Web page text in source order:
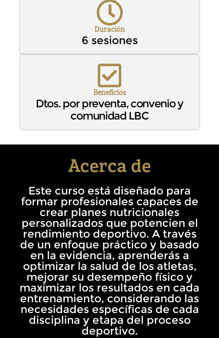
Duración
6 sesiones
Beneficios
Dtos. por preventa, convenio y
comunidad LBC
Acerca de
Este curso está diseñado para
formar profesionales capaces de
crear planes nutricionales
personalizados que potencien el
rendimiento deportivo. A través
de un enfoque práctico y basado
en la evidencia, aprenderás a
optimizar la salud de los atletas,
mejorar su desempeño físico y
maximizar los resultados en cada
entrenamiento, considerando las
necesidades específicas de cada
disciplina y etapa del proceso
deportivo.